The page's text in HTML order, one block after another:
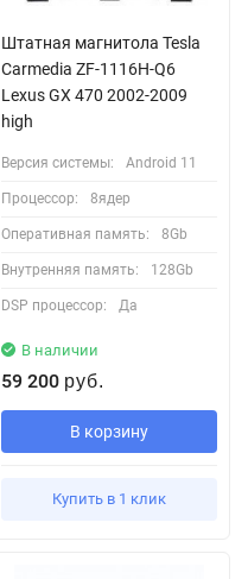
Штатная магнитола Tesla
Сarmedia ZF-1116H-Q6
Lexus GX 470 2002-2009
high
Версия системы: Android 11
Процессор: 8ядер
Оперативная память: 8Gb
Внутренняя память: 128Gb
DSP процессор: Да
В наличии
59 200 руб.
В корзину
Купить в 1 клик